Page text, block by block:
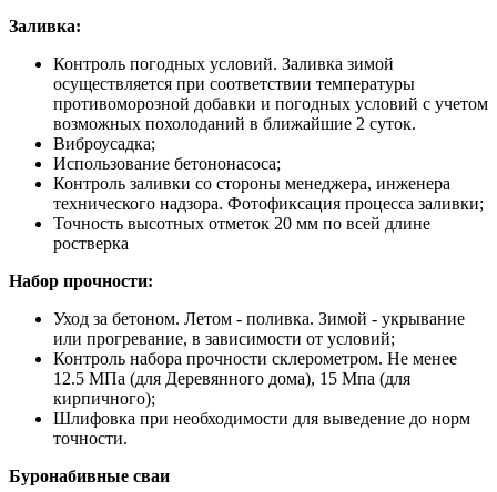
Заливка:
Контроль погодных условий. Заливка зимой
осуществляется при соответствии температуры
противоморозной добавки и погодных условий с учетом
возможных похолоданий в ближайшие 2 суток.
Виброусадка;
Использование бетононасоса;
Контроль заливки со стороны менеджера, инженера
технического надзора. Фотофиксация процесса заливки;
Точность высотных отметок 20 мм по всей длине
ростверка
Набор прочности:
Уход за бетоном. Летом - поливка. Зимой - укрывание
или прогревание, в зависимости от условий;
Контроль набора прочности склерометром. Не менее
12.5 МПа (для Деревянного дома), 15 Мпа (для
кирпичного);
Шлифовка при необходимости для выведение до норм
точности.
Буронабивные сваи